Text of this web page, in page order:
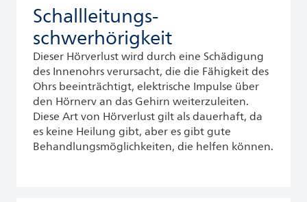
Schallleitungs­-
schwerhörigkeit
Dieser Hörverlust wird durch eine Schädigung
des Innenohrs verursacht, die die Fähigkeit des
Ohrs beeinträchtigt, elektrische Impulse über
den Hörnerv an das Gehirn weiterzuleiten.
Diese Art von Hörverlust gilt als dauerhaft, da
es keine Heilung gibt, aber es gibt gute
Behandlungsmöglichkeiten, die helfen können.